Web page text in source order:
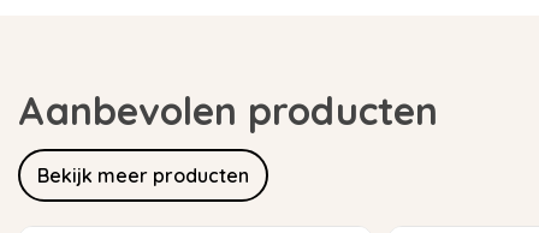
Aanbevolen producten
Bekijk meer producten